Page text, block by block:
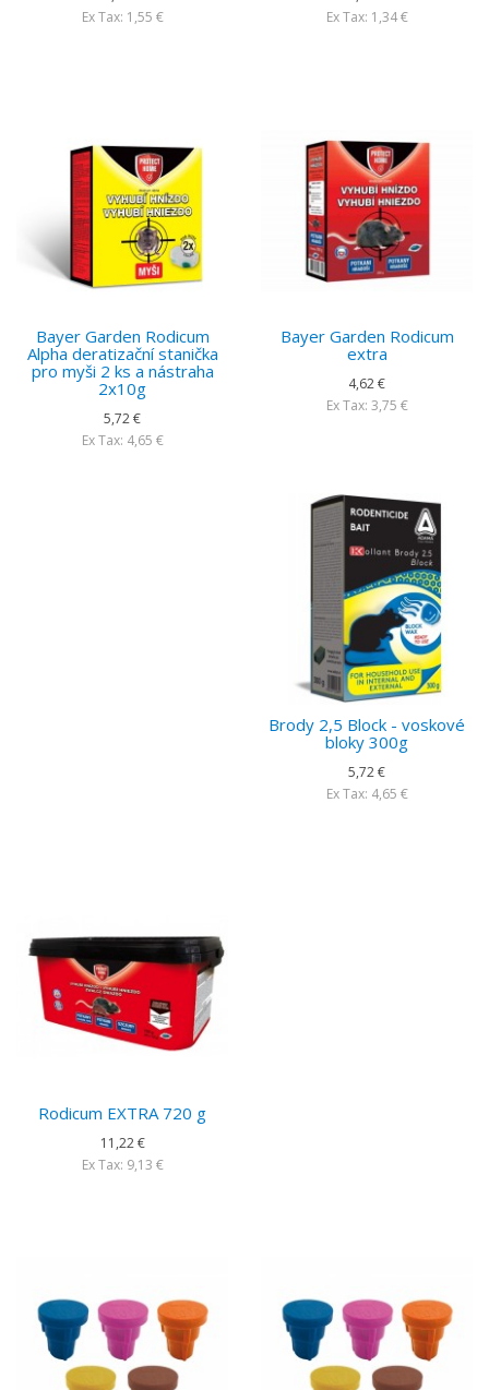
Ex Tax: 1,55 €
Ex Tax: 1,34 €
Bayer Garden Rodicum
Alpha deratizační stanička
pro myši 2 ks a nástraha
2x10g
5,72 €
Ex Tax: 4,65 €
Bayer Garden Rodicum
extra
4,62 €
Ex Tax: 3,75 €
Brody 2,5 Block - voskové
bloky 300g
5,72 €
Ex Tax: 4,65 €
Rodicum EXTRA 720 g
11,22 €
Ex Tax: 9,13 €